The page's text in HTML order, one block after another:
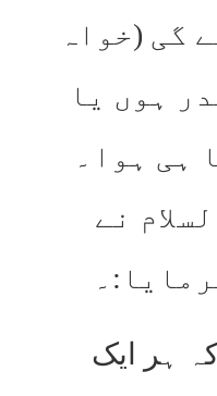
گی (خواہ
ہوں یا
ہی ہوا۔
نے
ہر ایک